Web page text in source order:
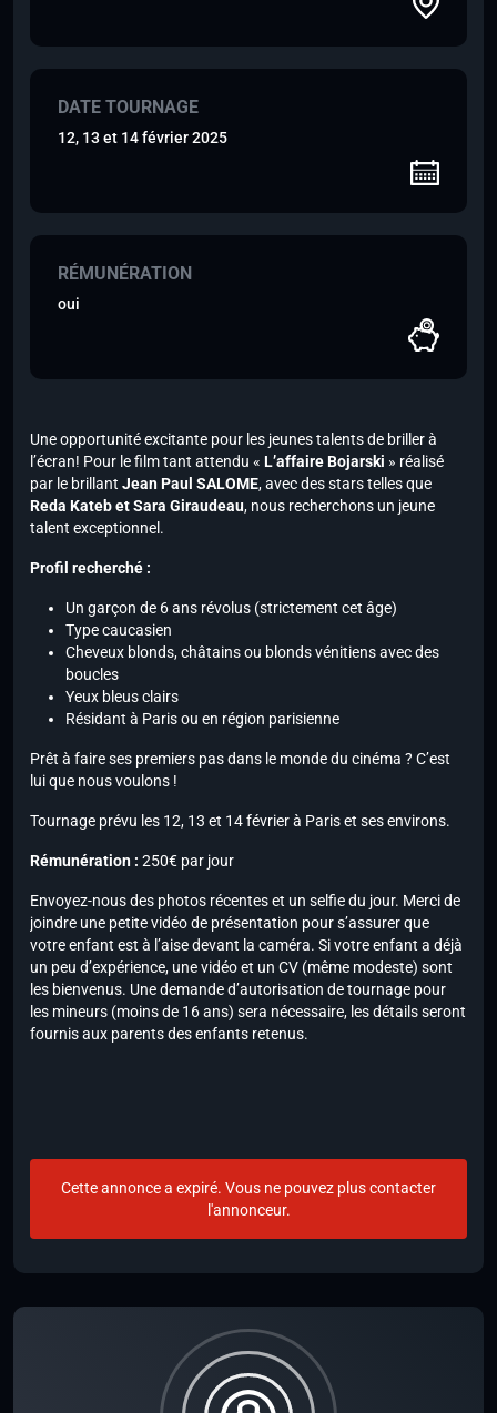
DATE TOURNAGE
12, 13 et 14 février 2025
RÉMUNÉRATION
oui
Une opportunité excitante pour les jeunes talents de briller à
l’écran! Pour le film tant attendu « L’affaire Bojarski » réalisé
par le brillant Jean Paul SALOME, avec des stars telles que
Reda Kateb et Sara Giraudeau, nous recherchons un jeune
talent exceptionnel.
Profil recherché :
Un garçon de 6 ans révolus (strictement cet âge)
Type caucasien
Cheveux blonds, châtains ou blonds vénitiens avec des
boucles
Yeux bleus clairs
Résidant à Paris ou en région parisienne
Prêt à faire ses premiers pas dans le monde du cinéma ? C’est
lui que nous voulons !
Tournage prévu les 12, 13 et 14 février à Paris et ses environs.
Rémunération : 250€ par jour
Envoyez-nous des photos récentes et un selfie du jour. Merci de
joindre une petite vidéo de présentation pour s’assurer que
votre enfant est à l’aise devant la caméra. Si votre enfant a déjà
un peu d’expérience, une vidéo et un CV (même modeste) sont
les bienvenus. Une demande d’autorisation de tournage pour
les mineurs (moins de 16 ans) sera nécessaire, les détails seront
fournis aux parents des enfants retenus.
Cette annonce a expiré. Vous ne pouvez plus contacter
l'annonceur.